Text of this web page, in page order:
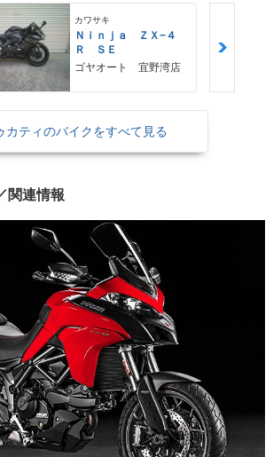
年モデルとして登場したムルティストラー
ーダ950の後継車
カワサキ
Ｎｉｎｊａ ＺＸ−４
Ｒ ＳＥ
ゴヤオート 宜野湾店
カティのバイクをすべて見る
関連情報